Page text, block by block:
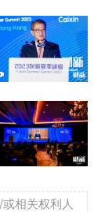
相关权利人